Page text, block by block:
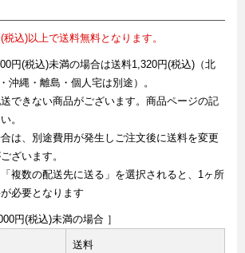
込)以上で送料無料となります。
円(税込)未満の場合は送料1,320円(税込)（北
沖縄・離島・個人宅は別途）。
できない商品がございます。商品ページの記
。
は、別途費用が発生しご注文後に送料を変更
ざいます。
複数の配送先に送る」を選択されると、1ヶ所
必要となります
円(税込)未満の場合 ］
送料